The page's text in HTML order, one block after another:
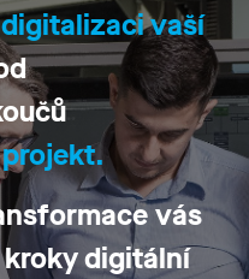
vaší
vás
digitální